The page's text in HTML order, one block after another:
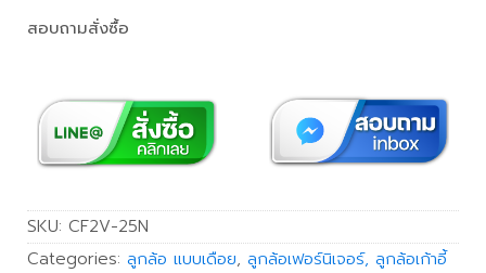
สอบถามสั่งซื้อ
SKU: CF2V-25N
Categories: ลูกล้อ แบบเดือย, ลูกล้อเฟอร์นิเจอร์, ลูกล้อเก้าอี้